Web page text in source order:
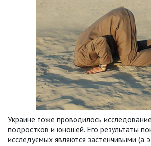
Украине тоже проводилось
подростков и юношей. Его результаты
исследуемых являются застенчивыми (а